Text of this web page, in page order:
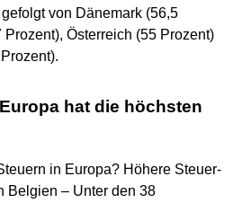
von Dänemark (56,5
Prozent), Österreich (55 Prozent)
hat die höchsten
in Europa? Höhere Steuer-
Belgien – Unter den 38